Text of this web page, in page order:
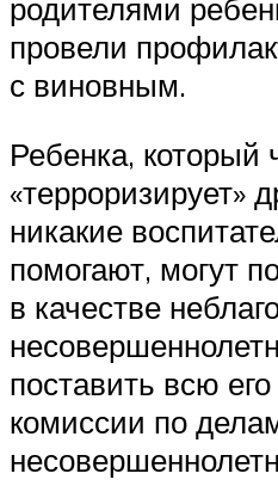
родителями
провели
с виновным.
Ребенка, который
«терроризирует»
никакие
помогают, могут
в качестве
поставить всю
комиссии по